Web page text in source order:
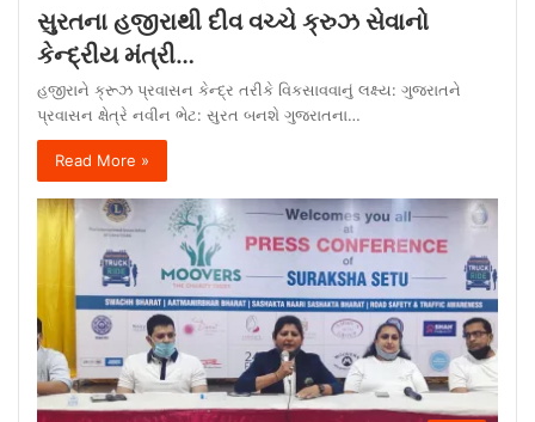
સુરતના હજીરાથી દીવ વચ્ચે ક્રુઝ સેવાનો
કેન્દ્રીય મંત્રી…
હજીરાને ક્રૂઝ પ્રવાસન કેન્દ્ર તરીકે વિકસાવવાનું લક્ષ્ય: ગુજરાતને
પ્રવાસન ક્ષેત્રે નવીન ભેટ: સુરત બનશે ગુજરાતના…
Read More »